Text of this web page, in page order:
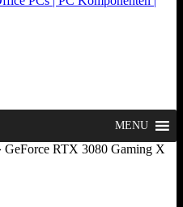
MENU
GeForce RTX 3080 Gaming X